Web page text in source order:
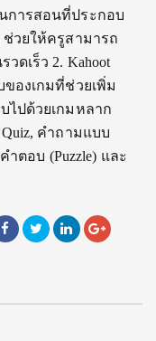
การสอนที่ประกอบ
ช่วยให้ครูสามารถ
ดเร็ว 2. Kahoot
ของเกมที่ช่วยเพิ่ม
ไปด้วยเกมหลาก
คำถามแบบ
ำตอบ (Puzzle) และ